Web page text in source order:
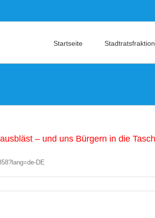
Startseite Stadtratsfraktion
– und uns Bürgern in die
DE